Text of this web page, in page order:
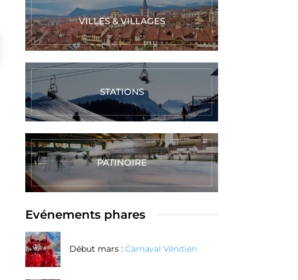
VILLES & VILLAGES
STATIONS
PATINOIRE
Evénements phares
Début mars : Carnaval Vénitien